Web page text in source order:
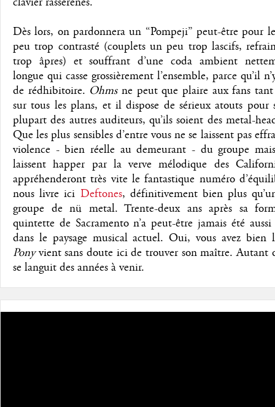
Dès lors, on pardonnera un “Pompeji” peut-être pour
peu trop contrasté (couplets un peu trop lascifs,
trop âpres) et souffrant d’une coda ambient
longue qui casse grossièrement l’ensemble, parce qu’il
de rédhibitoire. Ohmsne peut que plaire aux fans
sur tous les plans, et il dispose de sérieux atouts pour
plupart des autres auditeurs, qu’ils soient des metal-
Que les plus sensibles d’entre vous ne se laissent pas
violence - bien réelle au demeurant - du groupe
laissent happer par la verve mélodique des
appréhenderont très vite le fantastique numéro
nous livre ici Deftones, définitivement bien plus
groupe de nü metal. Trente-deux ans après sa
quintette de Sacramento n’a peut-être jamais été
dans le paysage musical actuel. Oui, vous avez
Ponyvient sans doute ici de trouver son maître. Autant
se languit des années à venir.